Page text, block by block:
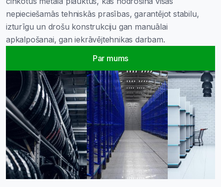
nepieciešamās tehniskās prasības, garantējot stabilu,
izturīgu un drošu konstrukciju gan manuālai
apkalpošanai, gan iekrāvējtehnikas darbam.
Par mums